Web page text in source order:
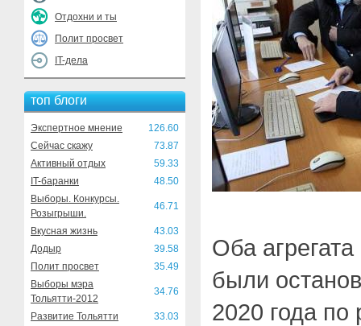
Отдохни и ты
Полит просвет
IT-дела
топ блоги
Экспертное мнение
126.60
Сейчас скажу
73.87
Активный отдых
59.33
IT-баранки
48.50
Выборы. Конкурсы.
Розыгрыши.
46.71
Вкусная жизнь
43.03
Додыр
39.58
Полит просвет
35.49
Выборы мэра
Тольятти-2012
34.76
Развитие Тольятти 33.03
Оба
были
2020 года